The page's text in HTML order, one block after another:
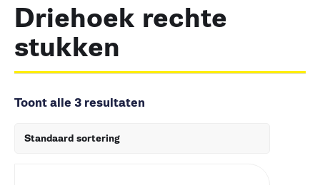
Driehoek rechte
stukken
Toont alle 3 resultaten